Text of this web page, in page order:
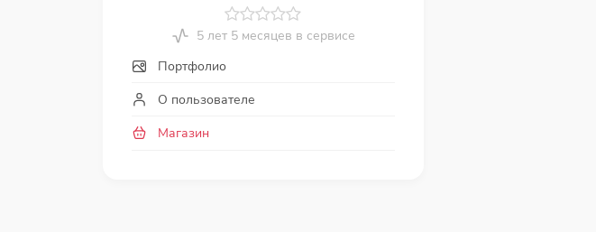
5 лет 5 месяцев в сервисе
Портфолио
О пользователе
Магазин